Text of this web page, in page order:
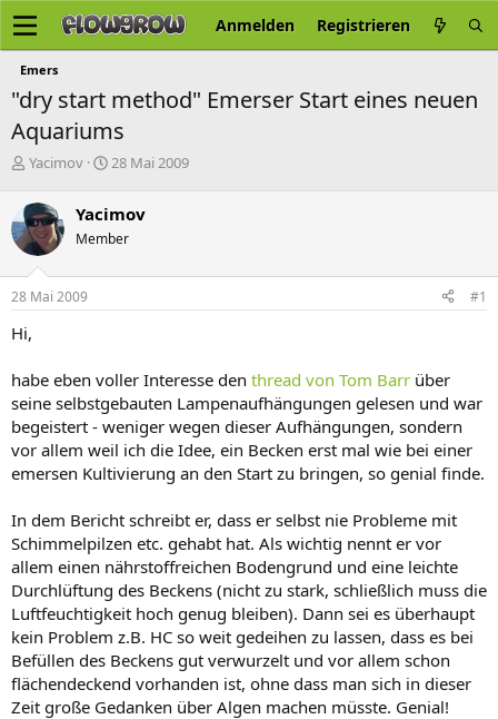
Anmelden Registrieren
Emers
"dry start method" Emerser Start eines neuen
Aquariums
E
s
t
e
l
l
e
Yacimov
E
t
e
l
28 Mai 2009
Yacimov
Member
28 Mai 2009 #1
Hi,
habe eben voller Interesse den thread von Tom Barr über
seine selbstgebauten Lampenaufhängungen gelesen und war
begeistert - weniger wegen dieser Aufhängungen, sondern
vor allem weil ich die Idee, ein Becken erst mal wie bei einer
emersen Kultivierung an den Start zu bringen, so genial finde.
In dem Bericht schreibt er, dass er selbst nie Probleme mit
Schimmelpilzen etc. gehabt hat. Als wichtig nennt er vor
allem einen nährstoffreichen Bodengrund und eine leichte
Durchlüftung des Beckens (nicht zu stark, schließlich muss die
Luftfeuchtigkeit hoch genug bleiben). Dann sei es überhaupt
kein Problem z.B. HC so weit gedeihen zu lassen, dass es bei
Befüllen des Beckens gut verwurzelt und vor allem schon
flächendeckend vorhanden ist, ohne dass man sich in dieser
Zeit große Gedanken über Algen machen müsste. Genial!